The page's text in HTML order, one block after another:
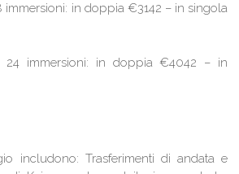
immersioni: in doppia €3142 – in singola
24 immersioni: in doppia €4042 – in
includono: Trasferimenti di andata e